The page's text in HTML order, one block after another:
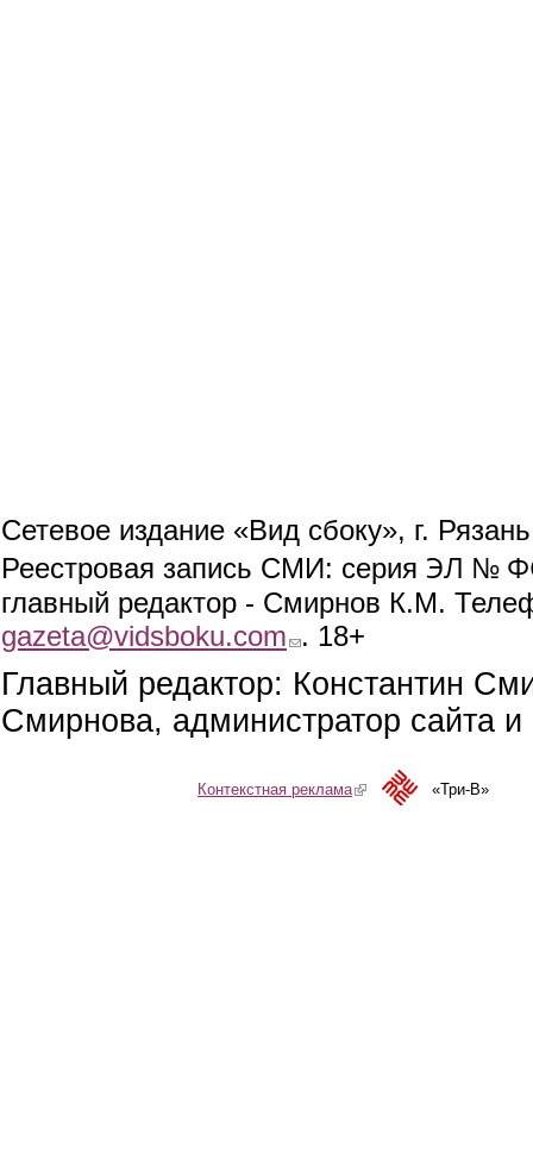
Сетевое издание «Вид сбоку», г.
Реестровая запись СМИ: серия ЭЛ №
главный редактор - Смирнов К.М.
gazeta@vidsboku.com (link sends e-mail)
. 18+
Главный редактор: Константин
Смирнова, администратор сайта
Контекстная реклама(link is external)«Три-В»